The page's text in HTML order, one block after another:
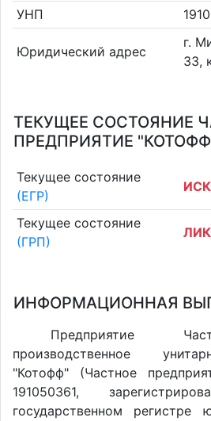
УНП
Юридический адрес
г.
33,
ТЕКУЩЕЕ СОСТОЯНИЕ
ПРЕДПРИЯТИЕ
Текущее состояние
(ЕГР)
Текущее состояние
(ГРП)
ИНФОРМАЦИОННАЯ
Предприятие
производственное
"Котофф" (Частное
191050361,
государственном